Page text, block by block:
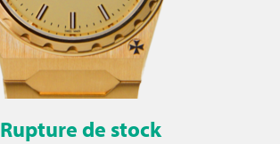
Rupture de stock